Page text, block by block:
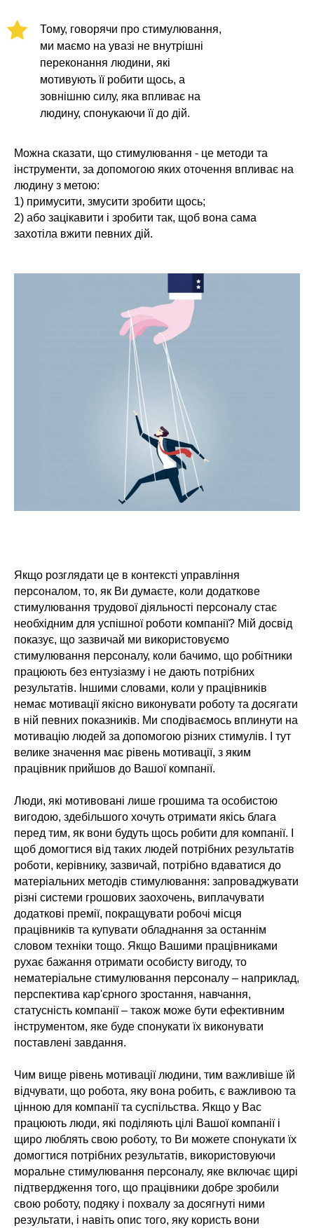
Тому, говорячи про стимулювання,
ми маємо на увазі не внутрішні
переконання людини, які
мотивують її робити щось, а
зовнішню силу, яка впливає на
людину, спонукаючи її до дій.
Можна сказати, що стимулювання - це методи та
інструменти, за допомогою яких оточення впливає на
людину з метою:
1) примусити, змусити зробити щось;
2) або зацікавити і зробити так, щоб вона сама
захотіла вжити певних дій.
Якщо розглядати це в контексті управління
персоналом, то, як Ви думаєте, коли додаткове
стимулювання трудової діяльності персоналу стає
необхідним для успішної роботи компанії? Мій досвід
показує, що зазвичай ми використовуємо
стимулювання персоналу, коли бачимо, що робітники
працюють без ентузіазму і не дають потрібних
результатів. Іншими словами, коли у працівників
немає мотивації якісно виконувати роботу та досягати
в ній певних показників. Ми сподіваємось вплинути на
мотивацію людей за допомогою різних стимулів. І тут
велике значення має рівень мотивації, з яким
працівник прийшов до Вашої компанії.
Люди, які мотивовані лише грошима та особистою
вигодою, здебільшого хочуть отримати якісь блага
перед тим, як вони будуть щось робити для компанії. І
щоб домогтися від таких людей потрібних результатів
роботи, керівнику, зазвичай, потрібно вдаватися до
матеріальних методів стимулювання: запроваджувати
різні системи грошових заохочень, виплачувати
додаткові премії, покращувати робочі місця
працівників та купувати обладнання за останнім
словом техніки тощо. Якщо Вашими працівниками
рухає бажання отримати особисту вигоду, то
нематеріальне стимулювання персоналу – наприклад,
перспектива кар'єрного зростання, навчання,
статусність компанії – також може бути ефективним
інструментом, яке буде спонукати їх виконувати
поставлені завдання.
Чим вище рівень мотивації людини, тим важливіше їй
відчувати, що робота, яку вона робить, є важливою та
цінною для компанії та суспільства. Якщо у Вас
працюють люди, які поділяють цілі Вашої компанії і
щиро люблять свою роботу, то Ви можете спонукати їх
домогтися потрібних результатів, використовуючи
моральне стимулювання персоналу, яке включає щирі
підтвердження того, що працівники добре зробили
свою роботу, подяку і похвалу за досягнуті ними
результати, і навіть опис того, яку користь вони